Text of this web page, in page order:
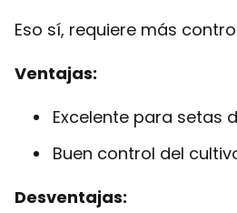
Eso sí, requiere más
Ventajas:
Excelente para setas
Buen control del
Desventajas: